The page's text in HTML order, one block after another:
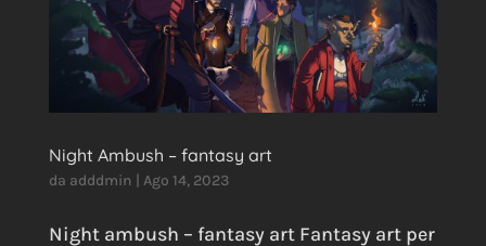
Night Ambush – fantasy art
da adddmin Ago 14, 2023
Night ambush – fantasy art Fantasy art per